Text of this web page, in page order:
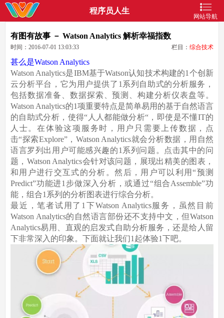
程序员人生
网站导航
有图有故事 － Watson Analytics 解析幸福指数
栏目： 综合技术
时间：2016-07-01 13:03:33
甚么是Watson Analytics
Watson Analytics是IBM基于Watson认知技术构建的1个创新
云分析平台，它为用户提供了1系列自助式的分析服务，
包括数据准备、数据探索、预测、构建分析仪表盘等。
Watson Analytics的1项重要特点是简单易用的基于自然语言
的自助式分析，使得“人人都能做分析“，即使是不懂IT的
人士。在体验这项服务时，用户只需要上传数据，点
击“探索Explore”，Watson Analytics就会分析数据，用自然
语言罗列出用户可能感兴趣的1系列问题。点击其中的问
题，Watson Analytics会针对该问题，展现出精美的图表，
和用户进行交互式的分析。然后，用户可以利用“预测
Predict”功能进1步做深入分析，或通过“组合Assemble”功
能，组合1系列的分析图表进行综合分析。
最近，笔者试用了1下Watson Analytics服务，虽然目前
Watson Analytics的自然语言部份还不支持中文，但Watson
Analytics易用、直观的启发式自助分析服务，还是给人留
下非常深入的印象。下面就让我们1起体验1下吧。